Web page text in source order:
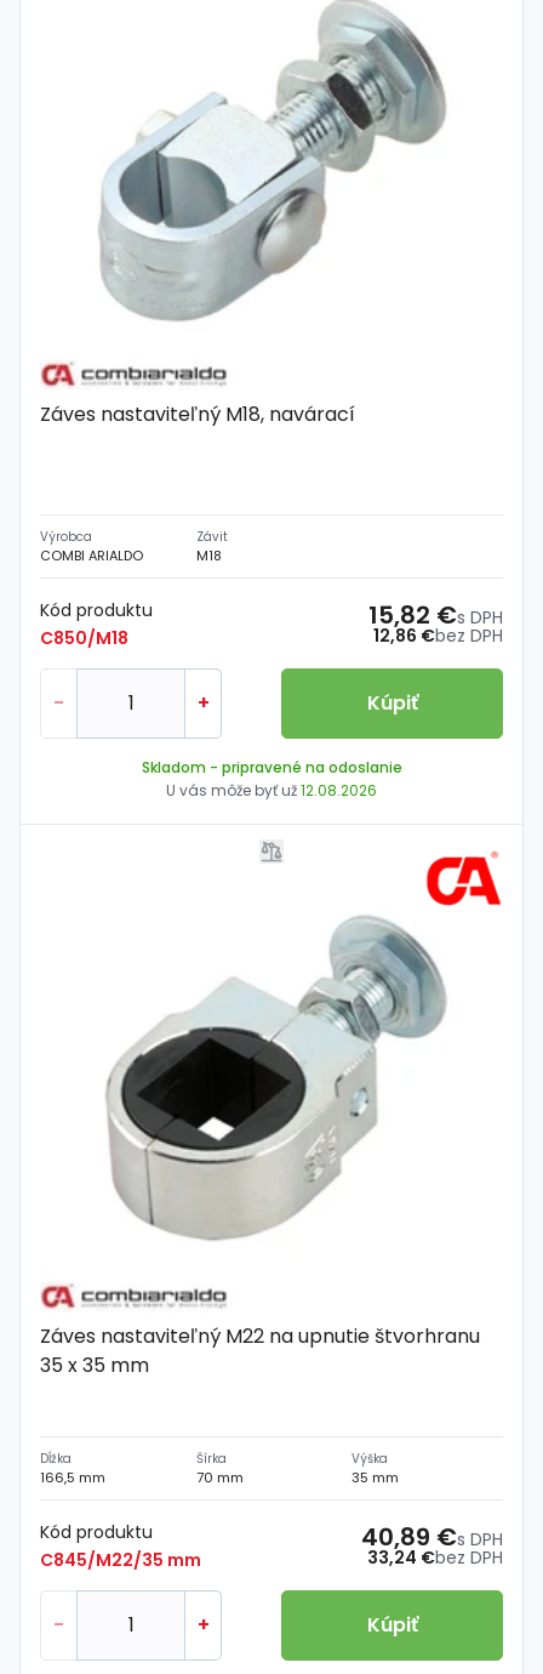
Záves nastaviteľný M18, navárací
Výrobca
COMBI ARIALDO
Závit
M18
Kód produktu
C850/M18
12,86 €bez DPH
15,82 €s DPH
- + Kúpiť
Skladom - pripravené na odoslanie
U vás môže byť už12.08.2026
Záves nastaviteľný M22 na upnutie štvorhranu
35 x 35 mm
Dĺžka
166,5 mm
Šírka
70 mm
Výška
35 mm
Kód produktu
C845/M22/35 mm
33,24 €bez DPH
40,89 €s DPH
- + Kúpiť